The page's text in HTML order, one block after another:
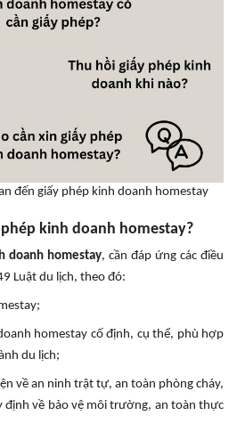
đến giấy phép kinh doanh homestay
kinh doanh homestay?
doanh homestay, cần đáp ứng các điều
Luật du lịch, theo đó:
homestay cố định, cụ thể, phù hợp
du lịch;
về an ninh trật tự, an toàn phòng cháy,
định về bảo vệ môi trường, an toàn thực